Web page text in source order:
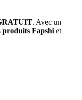
. Avec un
produits Fapshiet